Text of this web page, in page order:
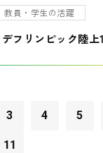
教員・学生の活躍
フリンピック陸上
3 4 5
11